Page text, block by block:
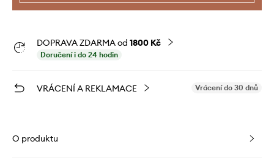
DOPRAVA ZDARMA od 1800 Kč
Doručení i do 24 hodin
VRÁCENÍ A REKLAMACE Vrácení do 30 dnů
O produktu